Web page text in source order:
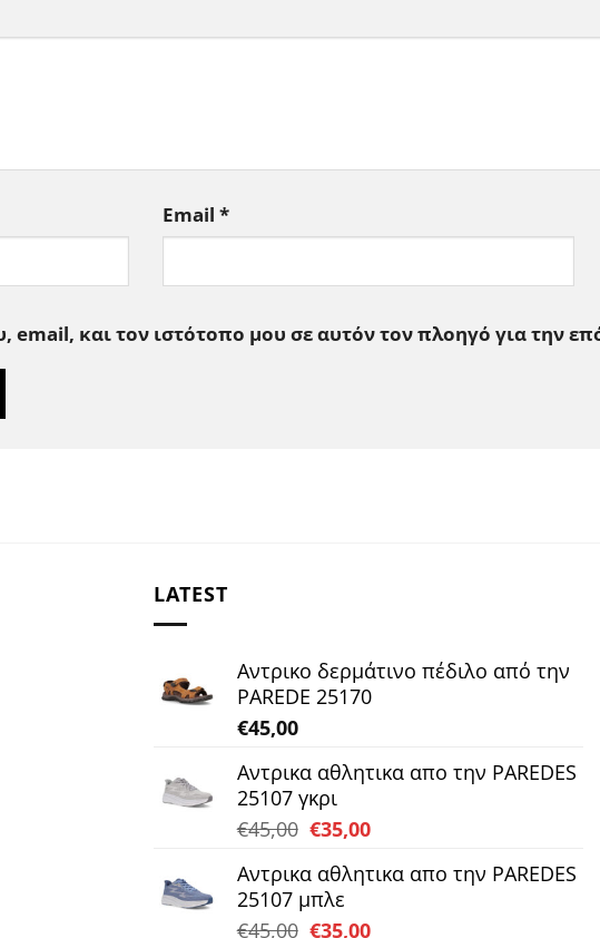
Email *
email, και τον ιστότοπο μου σε αυτόν τον πλοηγό για την
LATEST
Αντρικο δερμάτινο πέδιλο από την
PAREDE 25170
€45,00
Αντρικα αθλητικα απο την PAREDES
25107 γκρι
€45,00 Original
was:
€45,00.
€35,00Η
τιμή
Αντρικα αθλητικα απο την PAREDES
25107 μπλε
€45,00 Original
€35,00Η